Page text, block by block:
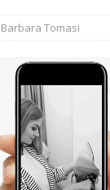
Barbara Tomasi